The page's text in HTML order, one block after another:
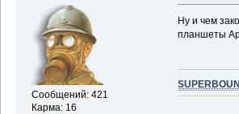
Сообщений: 421
Карма: 16
Ну и чем
планшеты